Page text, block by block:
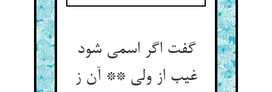
گفت اگر اسمی شود
غیب از ولی ** آن ز